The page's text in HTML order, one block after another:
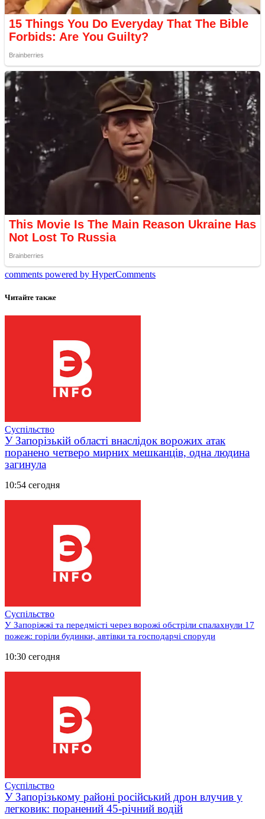
comments powered by HyperComments
Читайте также
Суспільство
У Запорізькій області внаслідок ворожих атак
поранено четверо мирних мешканців, одна людина
загинула
10:54 сегодня
Суспільство
У Запоріжжі та передмісті через ворожі обстріли спалахнули 17
пожеж: горіли будинки, автівки та господарчі споруди
10:30 сегодня
Суспільство
У Запорізькому районі російський дрон влучив у
легковик: поранений 45-річний водій